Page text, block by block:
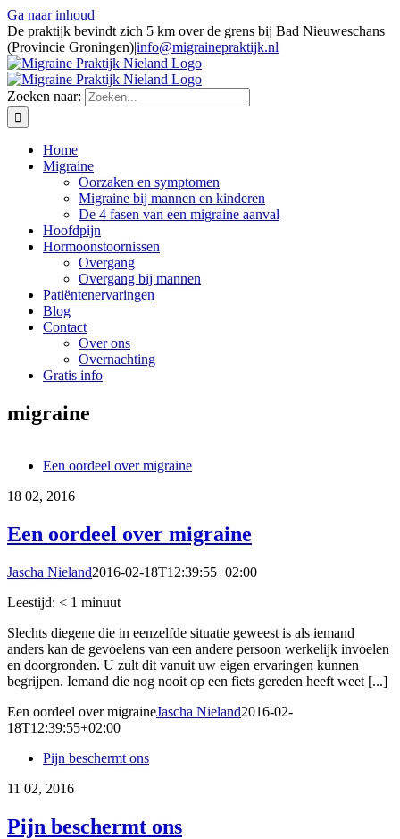
Ga naar inhoud
De praktijk bevindt zich 5 km over de grens bij Bad Nieuweschans
(Provincie Groningen)|info@migrainepraktijk.nl
Zoeken naar:
Home
Migraine
Oorzaken en symptomen
Migraine bij mannen en kinderen
De 4 fasen van een migraine aanval
Hoofdpijn
Hormoonstoornissen
Overgang
Overgang bij mannen
Patiëntenervaringen
Blog
Contact
Over ons
Overnachting
Gratis info
migraine
Een oordeel over migraine
18 02, 2016
Een oordeel over migraine
Jascha Nieland2016-02-18T12:39:55+02:00
Leestijd: < 1 minuut
Slechts diegene die in eenzelfde situatie geweest is als iemand
anders kan de gevoelens van een andere persoon werkelijk invoelen
en doorgronden. U zult dit vanuit uw eigen ervaringen kunnen
begrijpen. Iemand die nog nooit op een fiets gereden heeft weet [...]
Een oordeel over migraineJascha Nieland2016-02-
18T12:39:55+02:00
Pijn beschermt ons
11 02, 2016
Pijn beschermt ons